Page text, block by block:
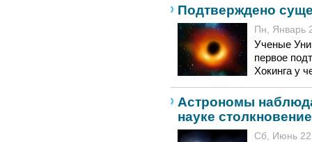
Подтверждено
Пн, Январь
Ученые
первое
Хокинга у
Астрономы
науке
Сб, Июнь